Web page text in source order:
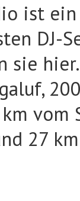
ist
DJ-
sie
vom
27